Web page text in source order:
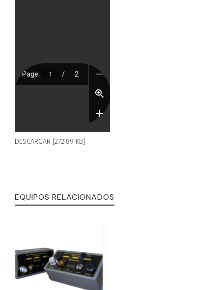
DESCARGAR [272.89 KB]
EQUIPOS RELACIONADOS